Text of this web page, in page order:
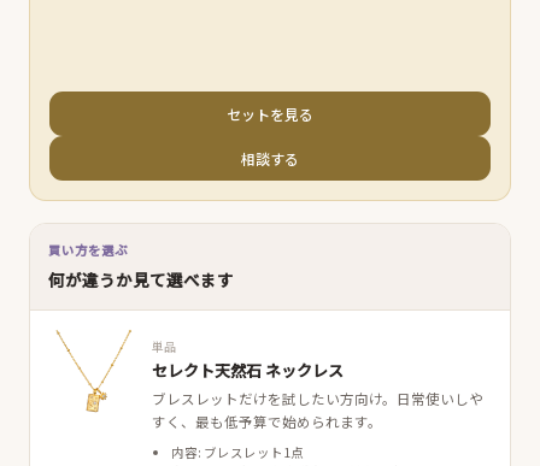
セットを見る
相談する
買い方を選ぶ
何が違うか見て選べます
単品
セレクト天然石 ネックレス
ブレスレットだけを試したい方向け。日常使いしや
すく、最も低予算で始められます。
内容: ブレスレット1点